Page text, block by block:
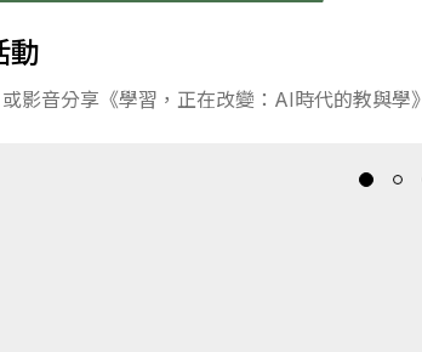
動
影音分享《學習，正在改變：AI時代的教與學》